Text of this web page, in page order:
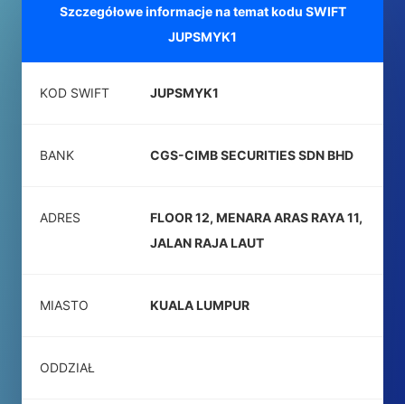
Szczegółowe informacje na temat kodu SWIFT
JUPSMYK1
KOD SWIFT JUPSMYK1
BANK CGS-CIMB SECURITIES SDN BHD
ADRES
FLOOR 12, MENARA ARAS RAYA 11,
JALAN RAJA LAUT
MIASTO KUALA LUMPUR
ODDZIAŁ